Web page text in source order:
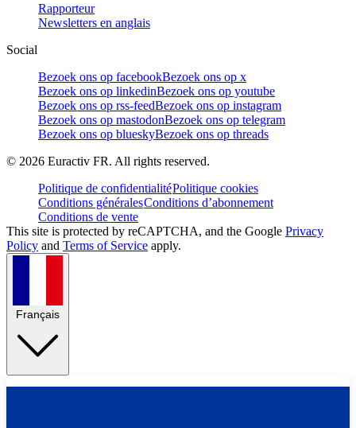
Rapporteur
Newsletters en anglais
Social
Bezoek ons op facebookBezoek ons op x
Bezoek ons op linkedinBezoek ons op youtube
Bezoek ons op rss-feedBezoek ons op instagram
Bezoek ons op mastodonBezoek ons op telegram
Bezoek ons op blueskyBezoek ons op threads
© 2026 Euractiv FR. All rights reserved.
Politique de confidentialitéPolitique cookies
Conditions généralesConditions d’abonnement
Conditions de vente
This site is protected by reCAPTCHA, and the Google Privacy
Policy and Terms of Service apply.
Français